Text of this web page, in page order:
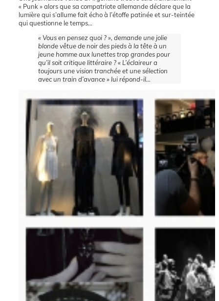
« Punk » alors que sa compatriote allemande déclare que la
lumière qui s’allume fait écho à l’étoffe patinée et sur-teintée
qui questionne le temps…
« Vous en pensez quoi ? », demande une jolie
blonde vêtue de noir des pieds à la tête à un
jeune homme aux lunettes trop grandes pour
qu’il soit critique littéraire ? « L’éclaireur a
toujours une vision tranchée et une sélection
avec un train d’avance » lui répond-il…